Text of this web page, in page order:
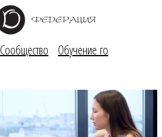
Сообщество
Обучение го